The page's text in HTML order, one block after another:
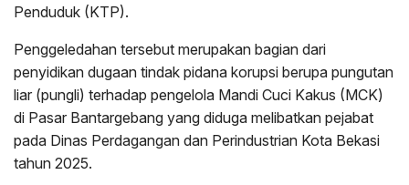
Penduduk (KTP).
Penggeledahan tersebut merupakan bagian dari
penyidikan dugaan tindak pidana korupsi berupa pungutan
liar (pungli) terhadap pengelola Mandi Cuci Kakus (MCK)
di Pasar Bantargebang yang diduga melibatkan pejabat
pada Dinas Perdagangan dan Perindustrian Kota Bekasi
tahun 2025.